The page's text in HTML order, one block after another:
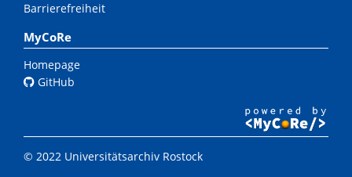
Barrierefreiheit
MyCoRe
Homepage
GitHub
© 2022 Universitätsarchiv Rostock